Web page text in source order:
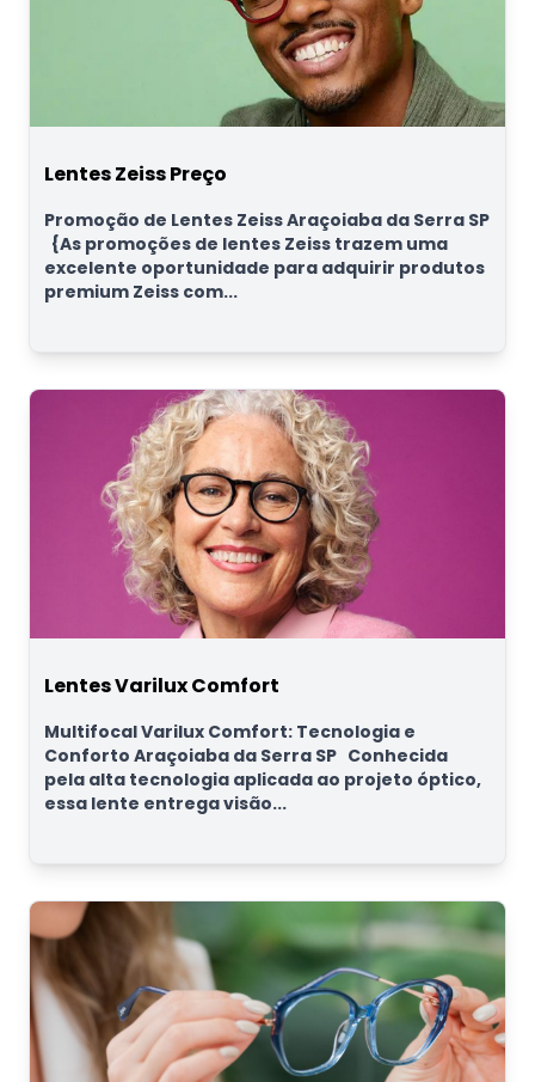
Lentes Zeiss Preço
Promoção de Lentes Zeiss Araçoiaba da Serra SP
{As promoções de lentes Zeiss trazem uma
excelente oportunidade para adquirir produtos
premium Zeiss com...
Lentes Varilux Comfort
Multifocal Varilux Comfort: Tecnologia e
Conforto Araçoiaba da Serra SP Conhecida
pela alta tecnologia aplicada ao projeto óptico,
essa lente entrega visão...